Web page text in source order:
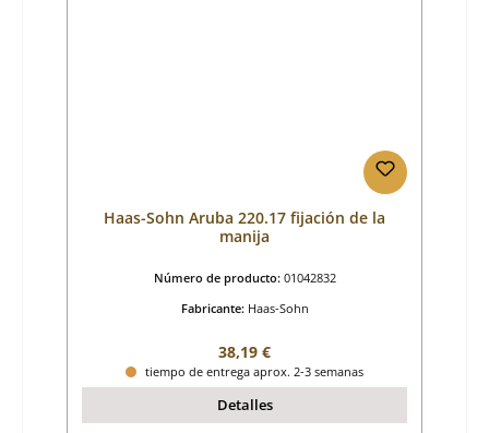
Haas-Sohn Aruba 220.17 fijación de la
manija
Número de producto: 01042832
Fabricante: Haas-Sohn
Precio normal:
38,19 €
tiempo de entrega aprox. 2-3 semanas
Detalles